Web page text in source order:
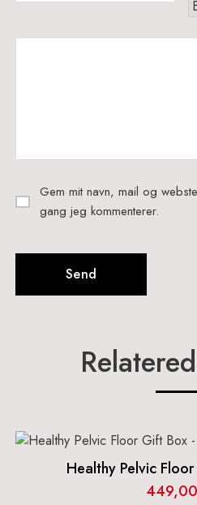
Gem mit navn, mail og
gang jeg kommenterer.
Healthy Pelvic
449,00